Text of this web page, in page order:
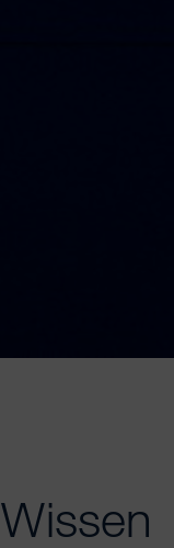
Wissen